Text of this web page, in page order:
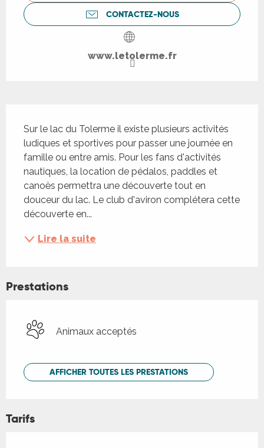
CONTACTEZ-NOUS
www.letolerme.fr
Sur le lac du Tolerme il existe plusieurs activités
ludiques et sportives pour passer une journée en
famille ou entre amis. Pour les fans d'activités
nautiques, la location de pédalos, paddles et
canoës permettra une découverte tout en
douceur du lac. Le club d'aviron complétera cette
découverte en...
Lire la suite
Prestations
Animaux acceptés
AFFICHER TOUTES LES PRESTATIONS
Tarifs